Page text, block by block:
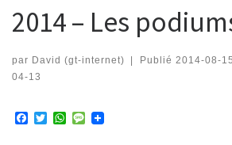
2014 – Les
par David (gt-internet) Publié 2014-08-15
04-13
T
W
M